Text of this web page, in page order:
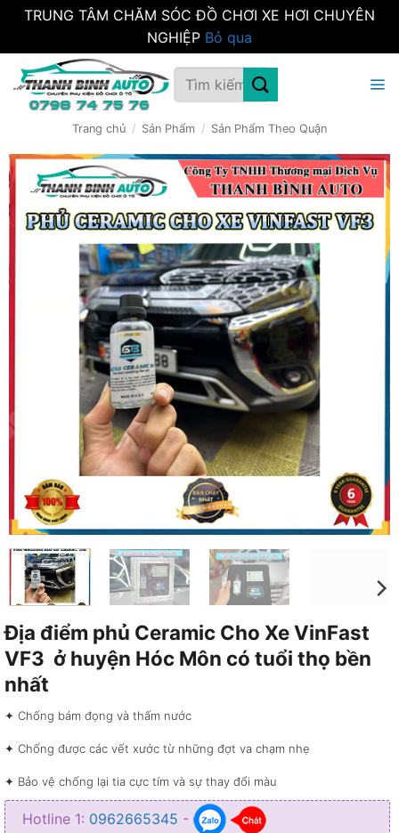
TRUNG TÂM CHĂM SÓC ĐỒ CHƠI XE HƠI CHUYÊN
NGHIỆP Bỏ qua
qua
Tìm
kiếm:
Trang chủ / Sản Phẩm / Sản Phẩm Theo Quận
Địa điểm phủ Ceramic Cho Xe VinFast
VF3 ở huyện Hóc Môn có tuổi thọ bền
nhất
✦ Chống bám đọng và thấm nước
✦ Chống được các vết xước từ những đợt va chạm nhẹ
✦ Bảo vệ chống lại tia cực tím và sự thay đổi màu
Hotline 1: 0962665345 -